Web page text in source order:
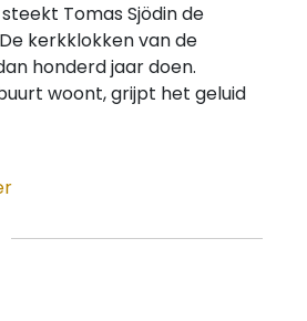
Tomas Sjödin de
kerkklokken van de
honderd jaar doen.
woont, grijpt het geluid